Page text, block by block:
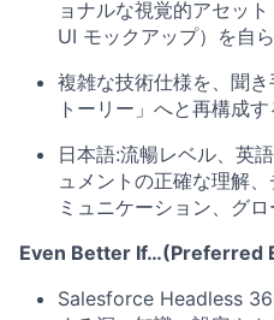
ョナルな視覚的アセッ
UI モックアップ）を自
複雑な技術仕様を、聞
トーリー」へと再構成す
日本語:流暢レベル、英
ュメントの正確な理解
ミュニケーション、グ
Even Better If…(Preferred
Salesforce Headless